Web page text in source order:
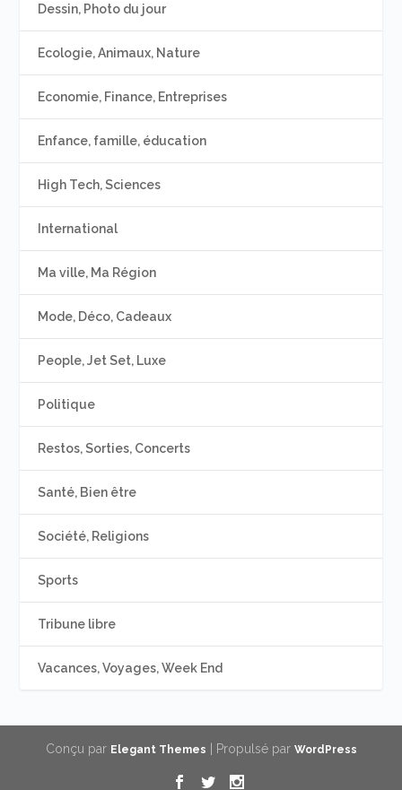
Dessin, Photo du jour
Ecologie, Animaux, Nature
Economie, Finance, Entreprises
Enfance, famille, éducation
High Tech, Sciences
International
Ma ville, Ma Région
Mode, Déco, Cadeaux
People, Jet Set, Luxe
Politique
Restos, Sorties, Concerts
Santé, Bien être
Société, Religions
Sports
Tribune libre
Vacances, Voyages, Week End
Conçu par Elegant Themes | Propulsé par WordPress